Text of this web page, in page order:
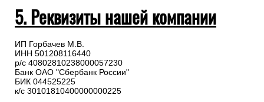
5. Реквизиты нашей компании
ИП Горбачев М.В.
ИНН 501208116440
р/с 40802810238000057230
Банк ОАО "Сбербанк России"
БИК 044525225
к/с 30101810400000000225